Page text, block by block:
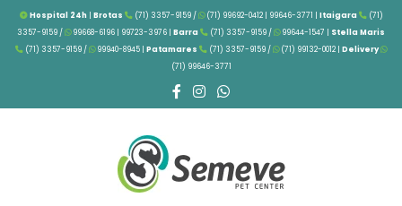
Hospital 24h| Brotas (71) 3357-9159 / (71) 99692-0412 | 99646-3771 | Itaigara
(71)
3357-9159 /
99668-6196 | 99723-3976 | Barra (71) 3357-9159 / 99644-1547 | Stella Maris
(71) 3357-9159 /
99940-8945 | Patamares (71) 3357-9159 / (71) 99132-0012 | Delivery
(71) 99646-3771